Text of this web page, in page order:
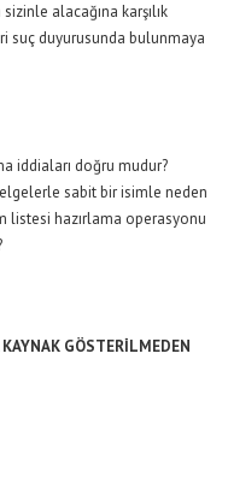
alacağına karşılık
suç duyurusunda bulunmaya
iddiaları doğru mudur?
sabit bir isimle neden
listesi hazırlama operasyonu
GÖSTERİLMEDEN